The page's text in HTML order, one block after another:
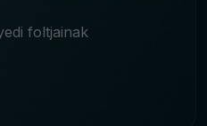
foltjainak